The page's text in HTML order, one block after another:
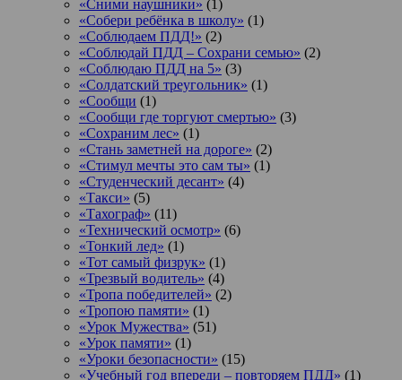
«Сними наушники» (1)
«Собери ребёнка в школу» (1)
«Соблюдаем ПДД!» (2)
«Соблюдай ПДД – Сохрани семью» (2)
«Соблюдаю ПДД на 5» (3)
«Солдатский треугольник» (1)
«Сообщи (1)
«Сообщи где торгуют смертью» (3)
«Сохраним лес» (1)
«Стань заметней на дороге» (2)
«Стимул мечты это сам ты» (1)
«Студенческий десант» (4)
«Такси» (5)
«Тахограф» (11)
«Технический осмотр» (6)
«Тонкий лед» (1)
«Тот самый физрук» (1)
«Трезвый водитель» (4)
«Тропа победителей» (2)
«Тропою памяти» (1)
«Урок Мужества» (51)
«Урок памяти» (1)
«Уроки безопасности» (15)
«Учебный год впереди – повторяем ПДД» (1)